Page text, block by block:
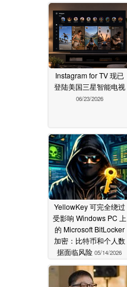
Instagram for TV 现已
登陆美国三星智能电视
06/23/2026
YellowKey 可完全绕过
受影响 Windows PC 上
的 Microsoft BitLocker
加密：比特币和个人数
据面临风险 05/14/2026